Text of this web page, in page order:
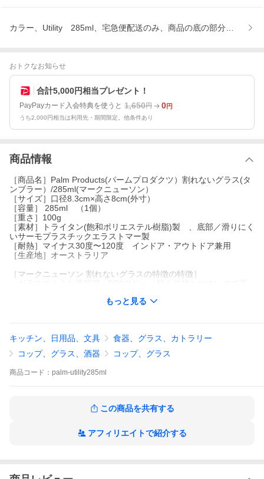
カラー、Utility 285ml、宅急便配送のみ、商品の底の部分に傷があ
おトクなお知らせ
合計5,000円相当プレゼント！
PayPayカード入会特典を使うと 1,650円 0円
うち2,000円相当は利用先・期間限定。他条件あり
商品情報
［商品名］Palm Products(パームプロダクツ）割れないグラス(タ
ンブラー）/285ml(マークニューソン）
［サイズ］口径8.3cm×高さ8cm(外寸）
［容量］ 285ml （1個）
［重さ］100g
［素材］トライタン(飽和ポリエステル樹脂)製 、底部／滑りにく
いサーモプラスチックエラストマー製
［耐熱］マイナス30度〜120度 インドア・アウトドア兼用
［生産地］オーストラリア
［マークニューソン 割れないグラスの特徴の特徴］
・底面にサーモプラスチックエラストマー(ゴム）を使用している
［商品について］
・底の樹脂の部分に傷がある場合がございます。商品の性質上、
ご理解くださいませ。
（この部分の傷につきまして、交換や返品はお受けできませ
ん。）
［発送］レターパック配送不可
もっと見る
キッチン、日用品、文具
食器、グラス、カトラリー
コップ、グラス、酒器
コップ、グラス
商品 コード： palm-utility285ml
この商品を共有する
アフィリエイトで紹介する